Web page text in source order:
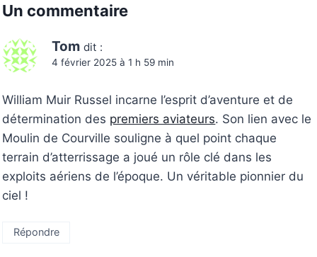
Un commentaire
Tom dit :
4 février 2025 à 1 h 59 min
William Muir Russel incarne l’esprit d’aventure et de
détermination des premiers aviateurs. Son lien avec le
Moulin de Courville souligne à quel point chaque
terrain d’atterrissage a joué un rôle clé dans les
exploits aériens de l’époque. Un véritable pionnier du
ciel !
Répondre